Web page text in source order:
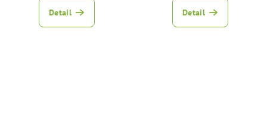
Detail Detail